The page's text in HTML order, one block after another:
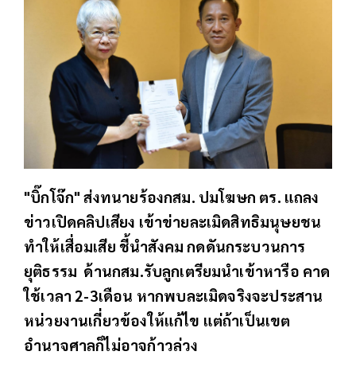
"บิ๊กโจ๊ก" ส่งทนายร้องกสม. ปมโฆษก ตร. แถลง
ข่าวเปิดคลิปเสียง เข้าข่ายละเมิดสิทธิมนุษยชน
ทำให้เสื่อมเสีย ชี้นำสังคม กดดันกระบวนการ
ยุติธรรม ด้านกสม.รับลูกเตรียมนำเข้าหารือ คาด
ใช้เวลา 2-3เดือน หากพบละเมิดจริงจะประสาน
หน่วยงานเกี่ยวข้องให้แก้ไข แต่ถ้าเป็นเขต
อำนาจศาลก็ไม่อาจก้าวล่วง